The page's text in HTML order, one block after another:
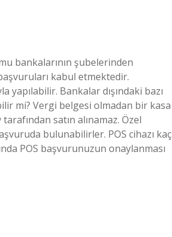
bankalarının şubelerinden
kabul etmektedir.
yapılabilir. Bankalar dışındaki bazı
mi? Vergi belgesi olmadan bir kasa
satın alınamaz. Özel
bulunabilirler. POS cihazı kaç
POS başvurunuzun onaylanması